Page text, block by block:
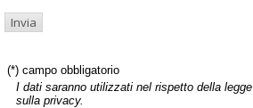
(*) campo obbligatorio
I dati saranno utilizzati nel rispetto della legge
sulla privacy.